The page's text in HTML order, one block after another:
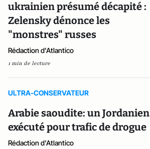
ukrainien présumé décapité :
Zelensky dénonce les
"monstres" russes
Rédaction d'Atlantico
1 min de lecture
ULTRA-CONSERVATEUR
Arabie saoudite: un Jordanien
exécuté pour trafic de drogue
Rédaction d'Atlantico